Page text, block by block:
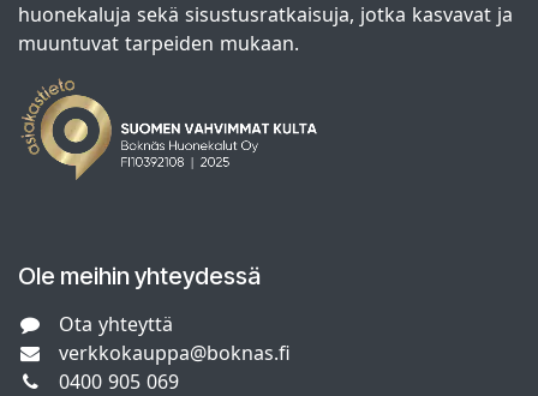
huonekaluja sekä sisustusratkaisuja, jotka kasvavat ja
muuntuvat tarpeiden mukaan.
Ole meihin yhteydessä
Ota yhteyttä
verkkokauppa@boknas.fi
0400 905 069